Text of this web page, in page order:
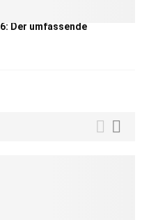
Der umfassende